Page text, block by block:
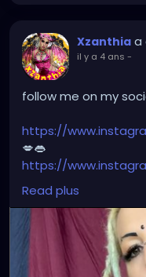
Xzanthia a
il y a 4 ans -
follow me on my
https://
💋👄
https://
https://twitter.com/
https://
👄🦋💋
https://
💋👄
Read plus